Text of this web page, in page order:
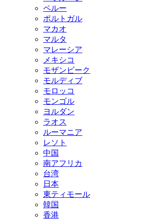
ペルー
ポルトガル
マカオ
マルタ
マレーシア
メキシコ
モザンビーク
モルディブ
モロッコ
モンゴル
ヨルダン
ラオス
ルーマニア
レソト
中国
南アフリカ
台湾
日本
東ティモール
韓国
香港